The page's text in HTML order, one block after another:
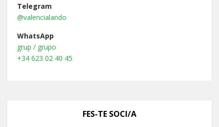
Telegram
@valencialando
WhatsApp
grup / grupo
+34 623 02 40 45
FES-TE SOCI/A